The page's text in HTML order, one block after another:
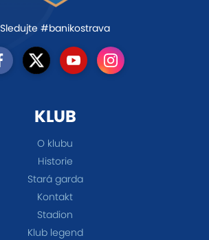
Sledujte #banikostrava
KLUB
O klubu
Historie
Stará garda
Kontakt
Stadion
Klub legend